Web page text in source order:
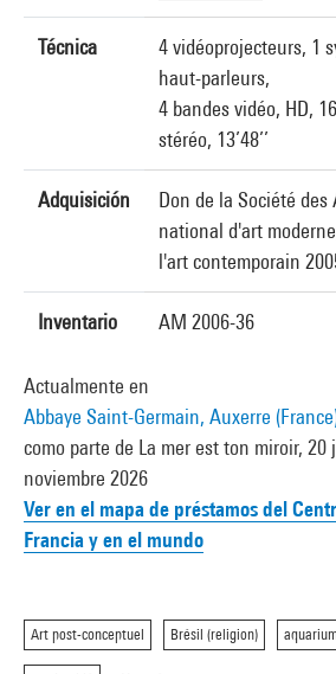
Técnica
4 vidéoprojecteurs, 1
haut-parleurs,
4 bandes vidéo, HD,
stéréo, 13’48’’
Adquisición
Don de la Société
national d'art
l'art contemporain
Inventario AM 2006-36
Actualmente en
Abbaye Saint-Germain, Auxerre
como parte de La mer est ton miroir, 20
noviembre 2026
Ver en el mapa de préstamos del
Francia y en el mundo
Art post-conceptuel Brésil (religion) aquarium